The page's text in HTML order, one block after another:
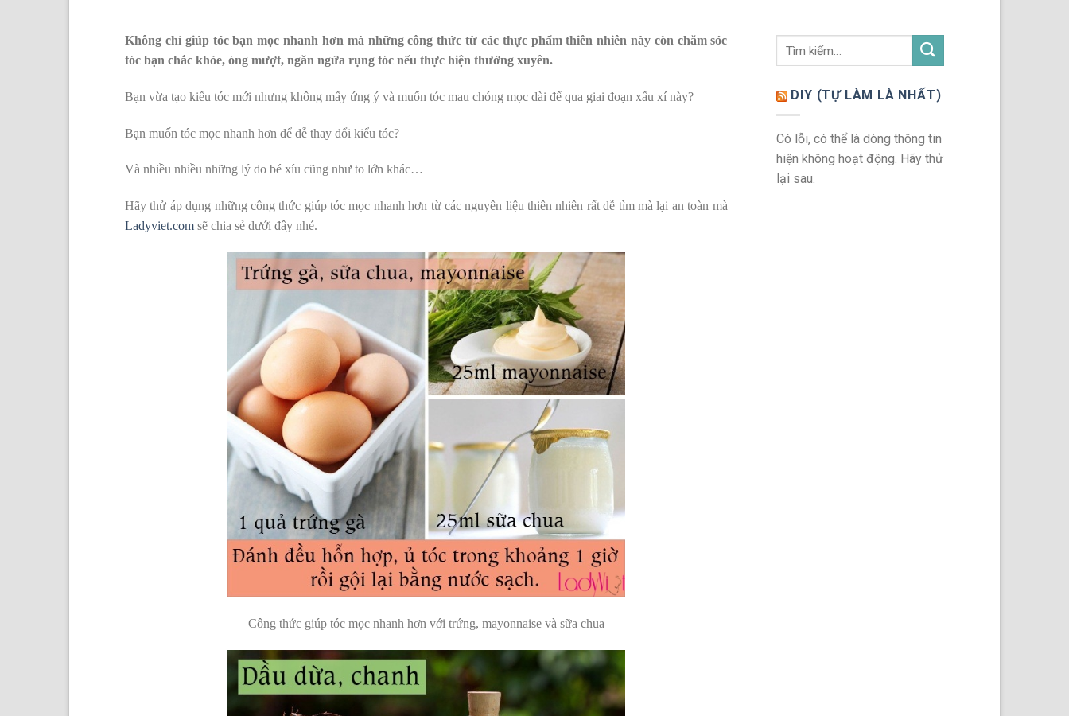
Không chỉ giúp tóc bạn mọc nhanh hơn mà những công thức từ các thực phẩm thiên nhiên này còn chăm sóc
tóc bạn chắc khỏe, óng mượt, ngăn ngừa rụng tóc nếu thực hiện thường xuyên.
Bạn vừa tạo kiểu tóc mới nhưng không mấy ứng ý và muốn tóc mau chóng mọc dài để qua giai đoạn xấu xí này?
Bạn muốn tóc mọc nhanh hơn để dễ thay đổi kiểu tóc?
Và nhiều nhiều những lý do bé xíu cũng như to lớn khác…
Hãy thử áp dụng những công thức giúp tóc mọc nhanh hơn từ các nguyên liệu thiên nhiên rất dễ tìm mà lại an toàn mà
Ladyviet.com sẽ chia sẻ dưới đây nhé.
Công thức giúp tóc mọc nhanh hơn với trứng, mayonnaise và sữa chua
DIY (TỰ LÀM LÀ NHẤT)
Có lỗi, có thể là dòng thông tin
hiện không hoạt động. Hãy thử
lại sau.